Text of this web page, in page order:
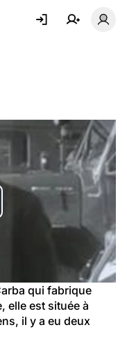
qui fabrique
elle est située à
il y a eu deux